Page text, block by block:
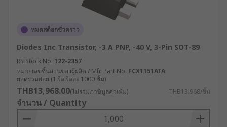
หมดสต็อกชั่วคราว
Diodes Inc Transistor, -3 A PNP, -40 V, 3-Pin SOT-89
RS Stock No. 122-2357
หมายเลขชิ้นส่วนของผู้ผลิต / Mfr. Part No. FCX1151ATA
ยอดรวมย่อย (1 รีล รีลละ 1000 ชิ้น)
THB13,968.00(ไม่รวมภาษีมูลค่าเพิ่ม) THB13.968/ชิ้น
จำนวน / Quantity